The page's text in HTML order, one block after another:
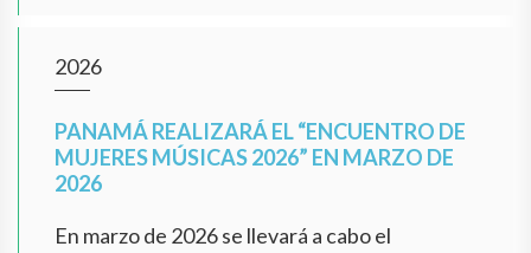
2026
PANAMÁ REALIZARÁ EL “ENCUENTRO DE
MUJERES MÚSICAS 2026” EN MARZO DE
2026
En marzo de 2026 se llevará a cabo el